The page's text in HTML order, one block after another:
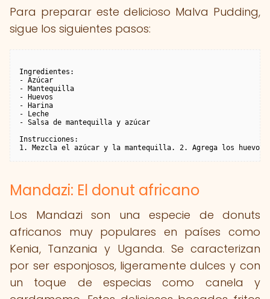
Para preparar este delicioso Malva Pudding,
sigue los siguientes pasos:
Ingredientes:
- Azúcar
- Mantequilla
- Huevos
- Harina
- Leche
- Salsa de mantequilla y azúcar
Instrucciones:
1. Mezcla el azúcar y la mantequilla. 2. Agrega los
Mandazi: El donut africano
Los Mandazi son una especie de donuts
africanos muy populares en países como
Kenia, Tanzania y Uganda. Se caracterizan
por ser esponjosos, ligeramente dulces y con
un toque de especias como canela y